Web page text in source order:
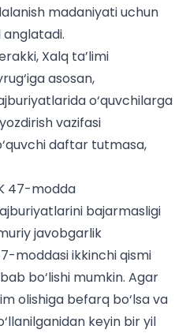
madaniyati uchun
anglatadi.
Xalq ta’limi
asosan,
o‘quvchilarga
vazifasi
daftar tutmasa,
47-modda
bajarmasligi
javobgarlik
moddasi ikkinchi qismi
bo‘lishi mumkin. Agar
olishiga befarq bo‘lsa va
keyin bir yil